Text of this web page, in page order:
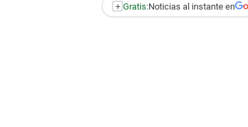
+ Gratis:Noticias al instante en